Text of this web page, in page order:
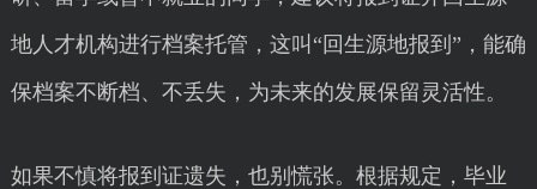
地人才机构进行档案托管，这叫“回生源地报到”，能确
保档案不断档、不丢失，为未来的发展保留灵活性。
如果不慎将报到证遗失，也别慌张。根据规定，毕业